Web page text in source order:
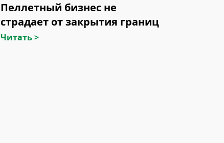
Пеллетный бизнес не
страдает от закрытия границ
Читать >